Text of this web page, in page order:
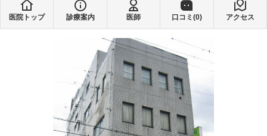
医院トップ 診療案内 医師 口コミ(0) アクセス